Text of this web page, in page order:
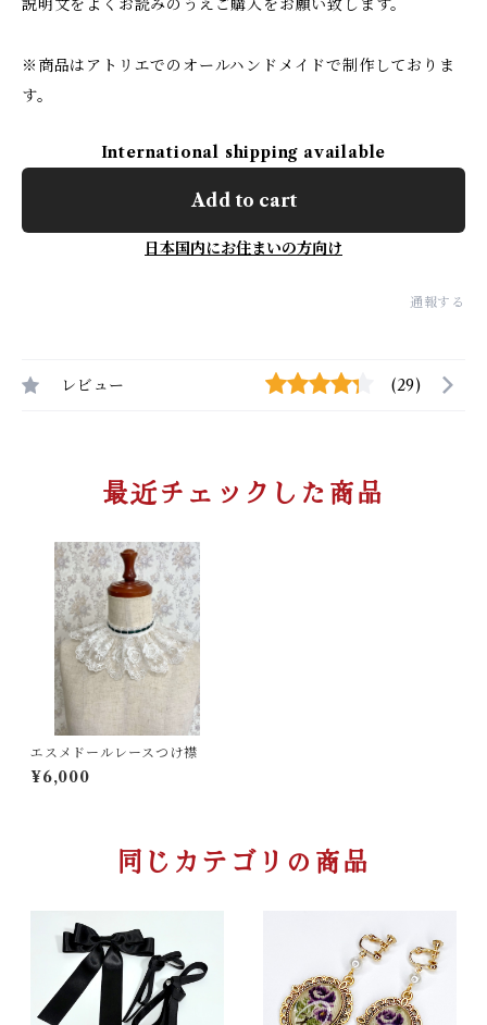
説明文をよくお読みのうえご購入をお願い致します。
※商品はアトリエでのオールハンドメイドで制作しておりま
す。
International shipping available
Add to cart
日本国内にお住まいの方向け
通報する
レビュー (29)
最近チェックした商品
エスメドールレースつけ襟
¥6,000
同じカテゴリの商品